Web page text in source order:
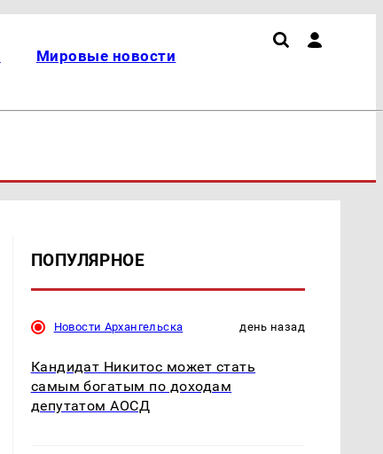
Мировые новости
ПОПУЛЯРНОЕ
Новости Архангельска день назад
Кандидат Никитос может стать
самым богатым по доходам
депутатом АОСД